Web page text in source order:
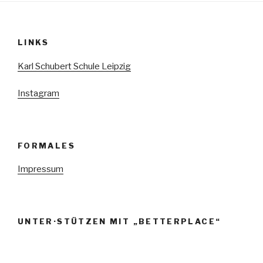
LINKS
Karl Schubert Schule Leipzig
Instagram
FORMALES
Impressum
UNTER·STÜTZEN MIT „BETTERPLACE“